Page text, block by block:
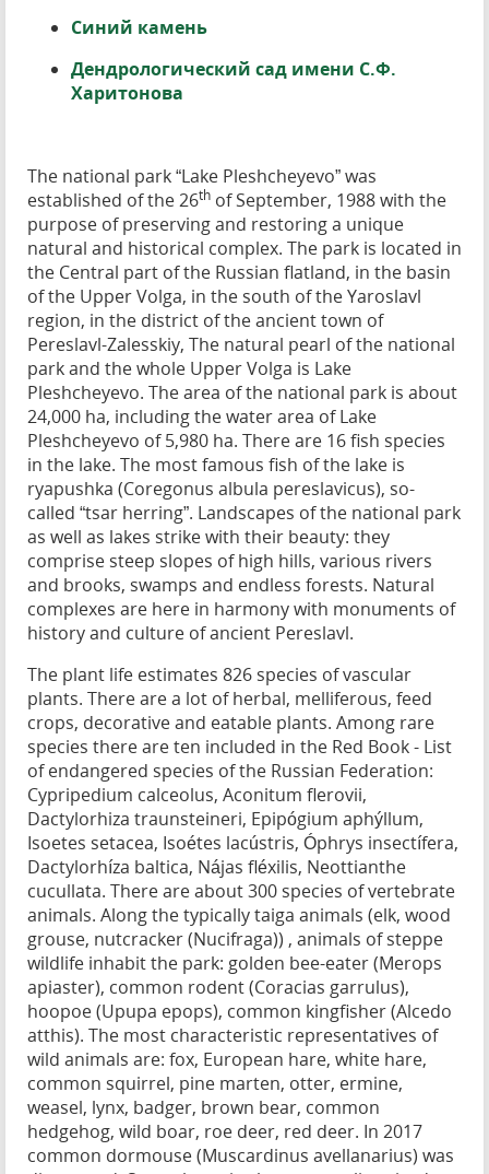
Синий камень
Дендрологический сад имени С.Ф.
Харитонова
The national park “Lake Pleshcheyevo” was
established of the 26th of September, 1988 with the
purpose of preserving and restoring a unique
natural and historical complex. The park is located in
the Central part of the Russian flatland, in the basin
of the Upper Volga, in the south of the Yaroslavl
region, in the district of the ancient town of
Pereslavl-Zalesskiy, The natural pearl of the national
park and the whole Upper Volga is Lake
Pleshcheyevo. The area of the national park is about
24,000 ha, including the water area of Lake
Pleshcheyevo of 5,980 ha. There are 16 fish species
in the lake. The most famous fish of the lake is
ryapushka (Coregonus albula pereslavicus), so-
called “tsar herring”. Landscapes of the national park
as well as lakes strike with their beauty: they
comprise steep slopes of high hills, various rivers
and brooks, swamps and endless forests. Natural
complexes are here in harmony with monuments of
history and culture of ancient Pereslavl.
The plant life estimates 826 species of vascular
plants. There are a lot of herbal, melliferous, feed
crops, decorative and eatable plants. Among rare
species there are ten included in the Red Book - List
of endangered species of the Russian Federation:
Cypripedium calceolus, Aconitum flerovii,
Dactylorhiza traunsteineri, Epipógium aphýllum,
Isoetes setacea, Isoétes lacústris, Óphrys insectífera,
Dactylorhíza baltica, Nájas fléxilis, Neottianthe
cucullata. There are about 300 species of vertebrate
animals. Along the typically taiga animals (elk, wood
grouse, nutcracker (Nucifraga)) , animals of steppe
wildlife inhabit the park: golden bee-eater (Merops
apiaster), common rodent (Coracias garrulus),
hoopoe (Upupa epops), common kingfisher (Alcedo
atthis). The most characteristic representatives of
wild animals are: fox, European hare, white hare,
common squirrel, pine marten, otter, ermine,
weasel, lynx, badger, brown bear, common
hedgehog, wild boar, roe deer, red deer. In 2017
common dormouse (Muscardinus avellanarius) was